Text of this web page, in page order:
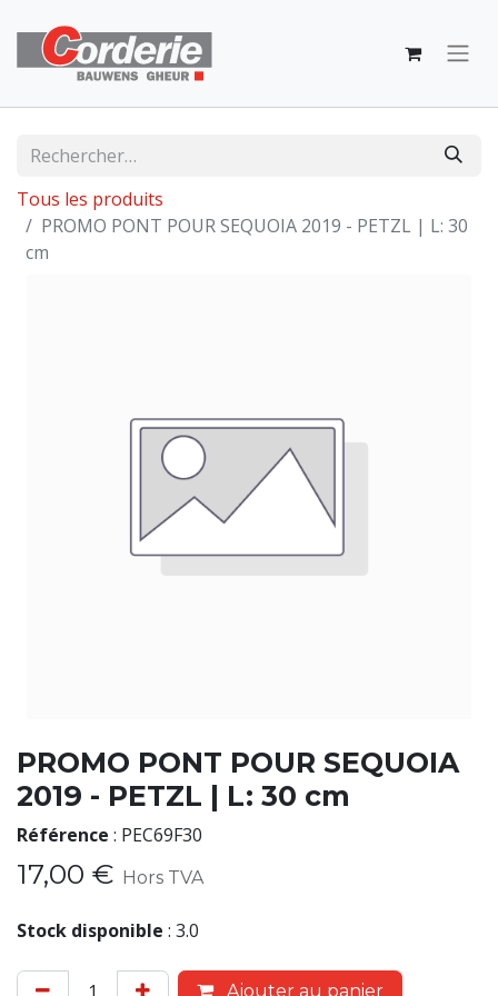
Tous les produits
PROMO PONT POUR SEQUOIA 2019 - PETZL | L: 30
cm
PROMO PONT POUR SEQUOIA
2019 - PETZL | L: 30 cm
Référence : PEC69F30
17,00 € Hors TVA
Stock disponible : 3.0
Ajouter au panier